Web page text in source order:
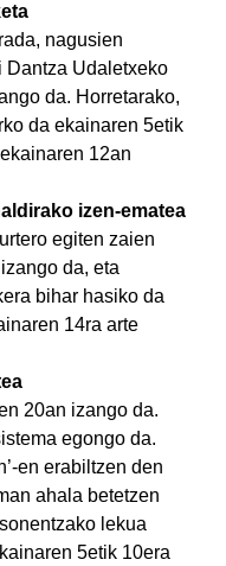
nagusien
Dantza Udaletxeko
da. Horretarako,
da ekainaren 5etik
12an
izen-ematea
egiten zaien
da, eta
bihar hasiko da
14ra arte
20an izango da.
egongo da.
en erabiltzen den
ahala betetzen
lekua
5etik 10era